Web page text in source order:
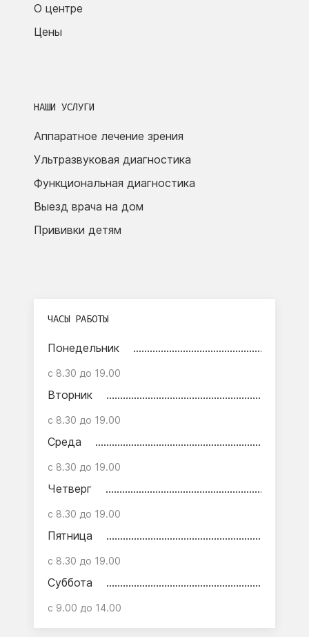
О центре
Цены
НАШИ УСЛУГИ
Аппаратное лечение зрения
Ультразвуковая диагностика
Функциональная диагностика
Выезд врача на дом
Прививки детям
ЧАСЫ РАБОТЫ
Понедельник
с 8.30 до 19.00
Вторник
с 8.30 до 19.00
Среда
с 8.30 до 19.00
Четверг
с 8.30 до 19.00
Пятница
с 8.30 до 19.00
Суббота
с 9.00 до 14.00